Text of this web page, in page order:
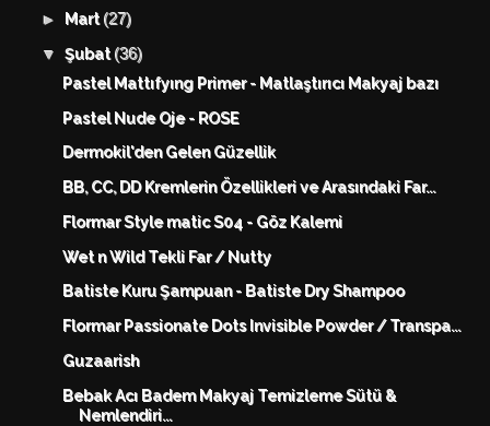
► Mart(27)
▼Şubat(36)
Pastel Mattıfyıng Primer - Matlaştırıcı Makyaj bazı
Pastel Nude Oje - ROSE
Dermokil'den Gelen Güzellik
BB, CC, DD Kremlerin Özellikleri ve Arasındaki Far...
Flormar Style matic S04 - Göz Kalemi
Wet n Wild Tekli Far / Nutty
Batiste Kuru Şampuan - Batiste Dry Shampoo
Flormar Passionate Dots Invisible Powder / Transpa...
Guzaarish
Bebak Acı Badem Makyaj Temizleme Sütü &
Nemlendiri...